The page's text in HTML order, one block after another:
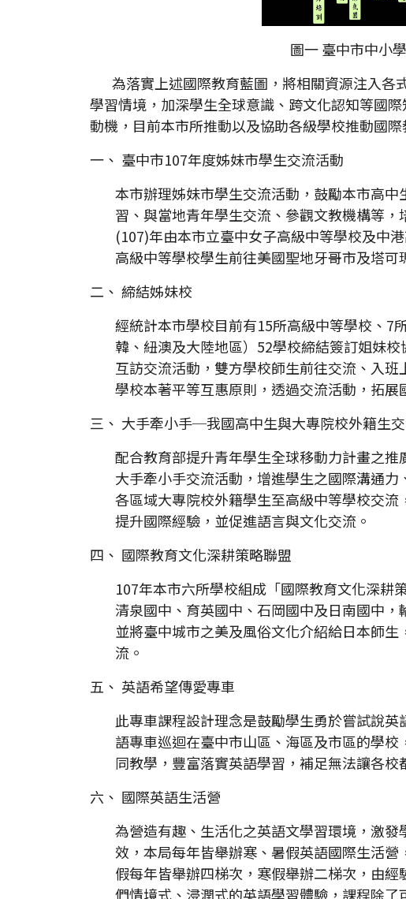
圖一 臺中市中小
為落實上述國際教育藍圖，將相關資源注入各
學習情境，加深學生全球意識、跨文化認知等國
動機，目前本市所推動以及協助各級學校推動國
一、 臺中市107年度姊妹市學生交流活動
本市辦理姊妹市學生交流活動，鼓勵本市高
習、與當地青年學生交流、參觀文教機構等
(107)年由本市立臺中女子高級中等學校及中
高級中等學校學生前往美國聖地牙哥市及塔可
二、 締結姊妹校
經統計本市學校目前有15所高級中等學校、7
韓、紐澳及大陸地區）52學校締結簽訂姐妹
互訪交流活動，雙方學校師生前往交流、入
學校本著平等互惠原則，透過交流活動，拓展
三、 大手牽小手─我國高中生與大專院校外籍生
配合教育部提升青年學生全球移動力計畫之
大手牽小手交流活動，增進學生之國際溝通
各區域大專院校外籍學生至高級中等學校交
提升國際經驗，並促進語言與文化交流。
四、 國際教育文化深耕策略聯盟
107年本市六所學校組成「國際教育文化深耕
清泉國中、育英國中、石岡國中及日南國中
並將臺中城市之美及風俗文化介紹給日本師
流。
五、 英語希望傳愛專車
此專車課程設計理念是鼓勵學生勇於嘗試說
語專車巡迴在臺中市山區、海區及市區的學
同教學，豐富落實英語學習，補足無法讓各校
六、 國際英語生活營
為營造有趣、生活化之英語文學習環境，激
效，本局每年皆舉辦寒、暑假英語國際生活
假每年皆舉辦四梯次，寒假舉辦二梯次，由
們情境式、浸潤式的英語學習體驗，課程除